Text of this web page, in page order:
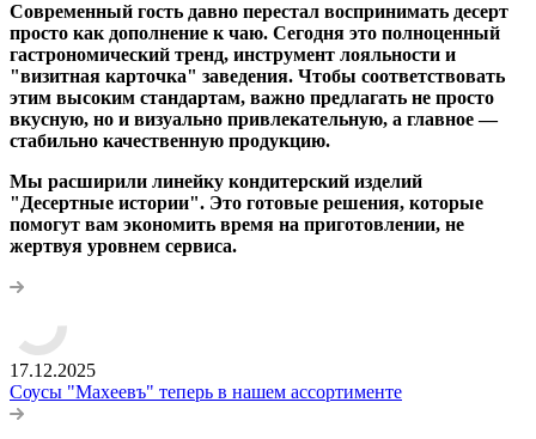
Современный гость давно перестал воспринимать десерт
просто как дополнение к чаю. Сегодня это полноценный
гастрономический тренд, инструмент лояльности и
"визитная карточка" заведения. Чтобы соответствовать
этим высоким стандартам, важно предлагать не просто
вкусную, но и визуально привлекательную, а главное —
стабильно качественную продукцию.
Мы расширили линейку кондитерский изделий
"Десертные истории". Это готовые решения, которые
помогут вам экономить время на приготовлении, не
жертвуя уровнем сервиса.
17.12.2025
Соусы "Махеевъ" теперь в нашем ассортименте